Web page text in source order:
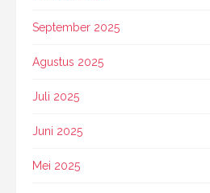
September 2025
Agustus 2025
Juli 2025
Juni 2025
Mei 2025